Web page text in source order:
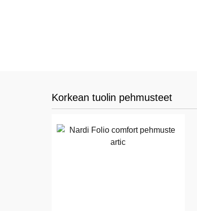
Korkean tuolin pehmusteet